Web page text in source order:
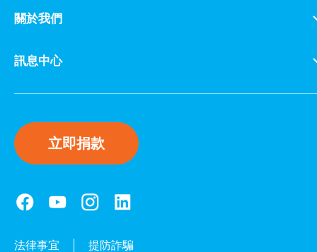
關於我們
訊息中心
立即捐款
法律事宜 提防詐騙